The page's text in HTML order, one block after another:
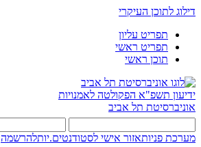
דילוג לתוכן העיקרי
תפריט עליון
תפריט ראשי
תוכן ראשי
ידיעון תשפ"א הפקולטה לאמנויות
אוניברסיטת תל אביב
מערכת פניותאזור אישי לסטודנטים.יותלהרשמה